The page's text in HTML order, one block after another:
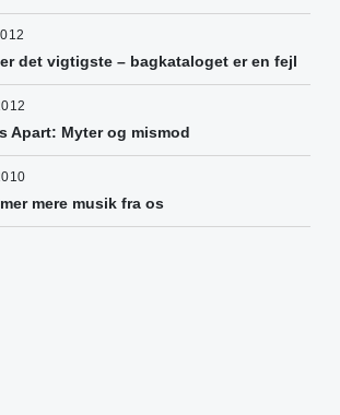
det vigtigste – bagkataloget er en fejl
Apart: Myter og mismod
mere musik fra os